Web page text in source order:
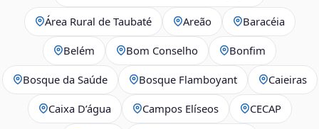
Área Rural de Taubaté Areão Baracéia
Belém Bom Conselho Bonfim
Bosque da Saúde Bosque Flamboyant Caieiras
Caixa D’água Campos Elíseos CECAP